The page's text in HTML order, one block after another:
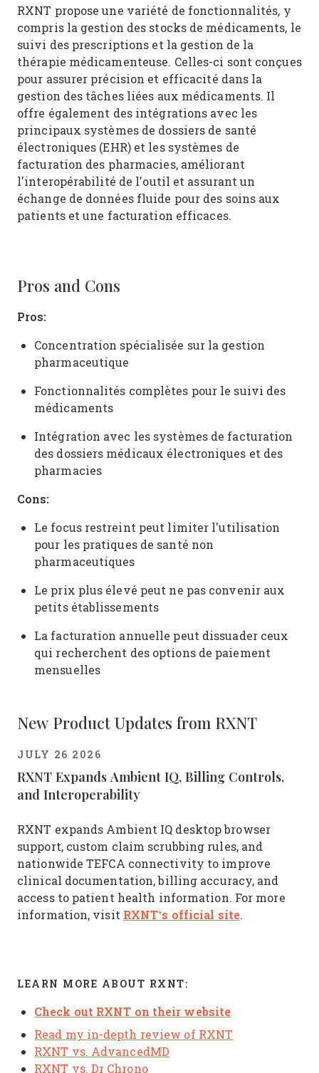
RXNT propose une variété de fonctionnalités, y
compris la gestion des stocks de médicaments, le
suivi des prescriptions et la gestion de la
thérapie médicamenteuse. Celles-ci sont conçues
pour assurer précision et efficacité dans la
gestion des tâches liées aux médicaments. Il
offre également des intégrations avec les
principaux systèmes de dossiers de santé
électroniques (EHR) et les systèmes de
facturation des pharmacies, améliorant
l'interopérabilité de l'outil et assurant un
échange de données fluide pour des soins aux
patients et une facturation efficaces.
Pros and Cons
Pros:
Concentration spécialisée sur la gestion
pharmaceutique
Fonctionnalités complètes pour le suivi des
médicaments
Intégration avec les systèmes de facturation
des dossiers médicaux électroniques et des
pharmacies
Cons:
Le focus restreint peut limiter l'utilisation
pour les pratiques de santé non
pharmaceutiques
Le prix plus élevé peut ne pas convenir aux
petits établissements
La facturation annuelle peut dissuader ceux
qui recherchent des options de paiement
mensuelles
New Product Updates from RXNT
JULY 26 2026
RXNT Expands Ambient IQ, Billing Controls,
and Interoperability
RXNT expands Ambient IQ desktop browser
support, custom claim scrubbing rules, and
nationwide TEFCA connectivity to improve
clinical documentation, billing accuracy, and
access to patient health information. For more
information, visit RXNT’s official site.
LEARN MORE ABOUT RXNT:
Check out RXNT on their website
Read my in-depth review of RXNT
RXNT vs. AdvancedMD
RXNT vs. Dr Chrono